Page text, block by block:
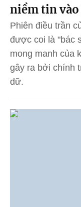
niềm tin vào
Phiên điều trần
được coi là "bác
mong manh của
gây ra bởi chính
dữ.